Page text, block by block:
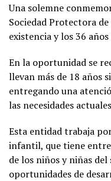
Una solemne
Sociedad Protectora
existencia y los 36
En la oportunidad se
llevan más de 18 años
entregando una
las necesidades
Esta entidad trabaja
infantil, que tiene
de los niños y niñas
oportunidades de